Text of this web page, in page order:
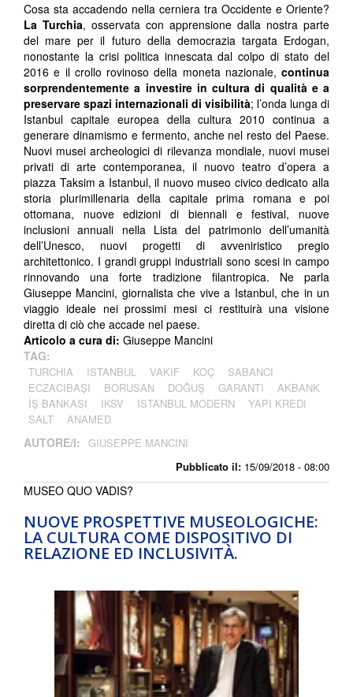
Pubblicato il: 15/09/2018 - 08:00
Cosa sta accadendo nella cerniera tra Occidente e Oriente?
La Turchia, osservata con apprensione dalla nostra parte
del mare per il futuro della democrazia targata Erdogan,
nonostante la crisi politica innescata dal colpo di stato del
2016 e il crollo rovinoso della moneta nazionale, continua
sorprendentemente a investire in cultura di qualità e a
preservare spazi internazionali di visibilità; l’onda lunga di
Istanbul capitale europea della cultura 2010 continua a
generare dinamismo e fermento, anche nel resto del Paese.
Nuovi musei archeologici di rilevanza mondiale, nuovi musei
privati di arte contemporanea, il nuovo teatro d’opera a
piazza Taksim a Istanbul, il nuovo museo civico dedicato alla
storia plurimillenaria della capitale prima romana e poi
ottomana, nuove edizioni di biennali e festival, nuove
inclusioni annuali nella Lista del patrimonio dell’umanità
dell’Unesco, nuovi progetti di avveniristico pregio
architettonico. I grandi gruppi industriali sono scesi in campo
rinnovando una forte tradizione filantropica. Ne parla
Giuseppe Mancini, giornalista che vive a Istanbul, che in un
viaggio ideale nei prossimi mesi ci restituirà una visione
diretta di ciò che accade nel paese.
Articolo a cura di: Giuseppe Mancini
TAG:
TURCHIA ISTANBUL VAKIF KOÇ
SABANCI
ECZACIBAŞI
BORUSAN DOĞUŞ GARANTI
AKBANK
İŞ BANKASI
IKSV ISTANBUL MODERN
YAPI KREDI
SALT
ANAMED
AUTORE/I: GIUSEPPE MANCINI
NUOVE PROSPETTIVE MUSEOLOGICHE:
LA CULTURA COME DISPOSITIVO DI
RELAZIONE ED INCLUSIVITÀ.
MUSEO QUO VADIS?